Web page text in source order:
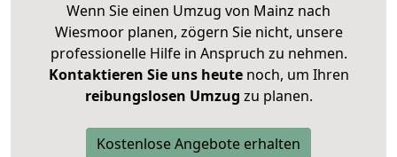
Wenn Sie einen Umzug von Mainz nach
Wiesmoor planen, zögern Sie nicht, unsere
professionelle Hilfe in Anspruch zu nehmen.
Kontaktieren Sie uns heutenoch, um Ihren
reibungslosen Umzug zu planen.
Kostenlose Angebote erhalten